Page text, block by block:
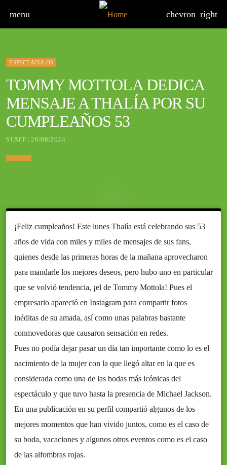
menu chevron_right
ESPECTÁCULOS
TOMMY MOTTOLA DEDICA
MENSAJE A THALÍA POR SU
CUMPLEAÑOS 53
STAFF | 26/08/2024
¡Feliz cumpleaños! Este lunes Thalía está celebrando sus 53
años de vida con miles y miles de mensajes de sus fans,
quienes desde las primeras horas de la mañana aprovecharon
para mandarle los mejores deseos, pero hubo uno en particular
que se volvió tendencia, ¡el de Tommy Mottola! Pues el
empresario apareció en Instagram para compartir fotos
inéditas de su amada, así como unas palabras bastante
conmovedoras que causaron sensación en redes.
Pues no podía dejar pasar un día tan importante como lo es el
nacimiento de la mujer con la que llegó altar en la que es
considerada como una de las bodas más icónicas del
espectáculo y que tuvo hasta la presencia de Michael Jackson.
En una publicación en su perfil compartió algunos de los
mejores momentos que han vivido juntos, como es el caso de
su boda, vacaciones y algunos otros eventos como es el caso
de las alfombras rojas.